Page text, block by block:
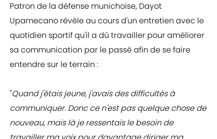
Patron de la défense munichoise, Dayot
Upamecano révèle au cours d'un entretien avec le
quotidien sportif qu'il a dû travailler pour améliorer
sa communication par le passé afin de se faire
entendre sur le terrain :
"Quand j'étais jeune, j'avais des difficultés à
communiquer. Donc ce n'est pas quelque chose de
nouveau, mais là je ressentais le besoin de